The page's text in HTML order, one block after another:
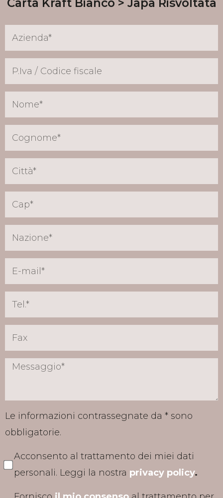
Carta Kraft Bianco Japa Risvoltata
Le informazioni contrassegnate da * sono
obbligatorie.
Acconsento al trattamento dei miei dati
personali. Leggi la nostra privacy policy.